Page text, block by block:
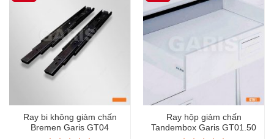
sao
Ray bi không giảm chấn
Bremen Garis GT04
Ray hộp giảm chấn
Tandembox Garis GT01.50